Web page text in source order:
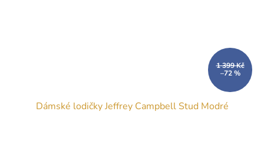
1 399 Kč
–72 %
Dámské lodičky Jeffrey Campbell Stud Modré